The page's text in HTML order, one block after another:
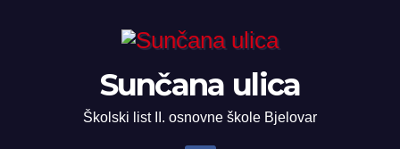
Sunčana ulica
Školski list II. osnovne škole Bjelovar